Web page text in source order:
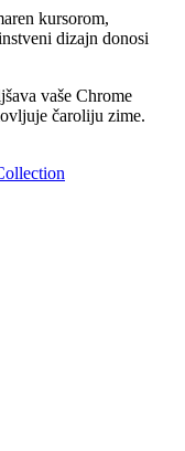
kursorom,
dizajn donosi
vaše Chrome
čaroliju zime.